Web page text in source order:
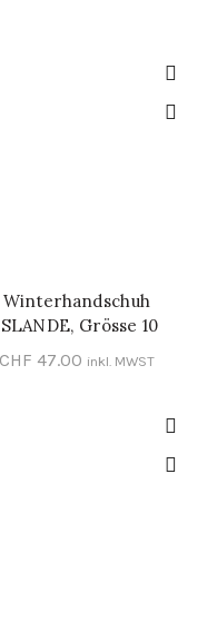
IN DEN WARENKORB
Winterhandschuh
Grösse 10
CHF 47.00 inkl. MWST